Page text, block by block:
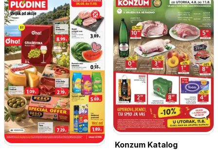
Konzum Katalog